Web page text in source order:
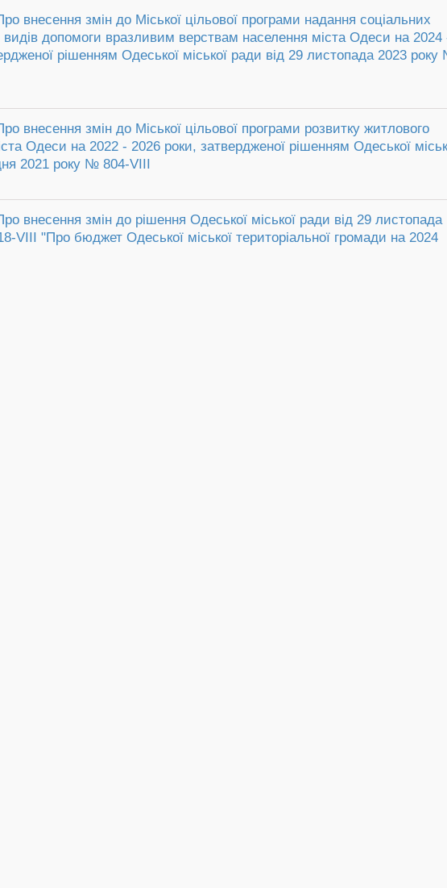
внесення змін до Міської цільової програми надання соціальних
видів допомоги вразливим верствам населення міста Одеси на 2024
рішенням Одеської міської ради від 29 листопада 2023
внесення змін до Міської цільової програми розвитку житлового
Одеси на 2022 - 2026 роки, затвердженої рішенням Одеської
2021 року № 804-VIII
внесення змін до рішення Одеської міської ради від 29 листопада
VIII "Про бюджет Одеської міської територіальної громади на 2024